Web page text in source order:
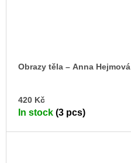
Obrazy těla – Anna Hejmová
420 Kč
In stock (3 pcs)